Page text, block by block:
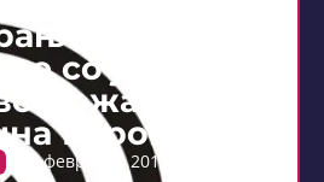
и
со јавните
државите од
Европа
7 февруари 2017